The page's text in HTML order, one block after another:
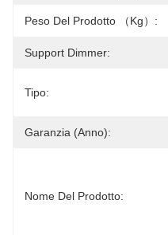
Peso Del Prodotto （kg）:
Support Dimmer:
Tipo:
Garanzia (anno):
Nome Del Prodotto: